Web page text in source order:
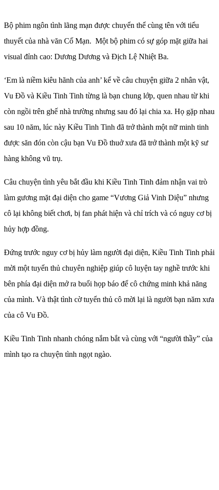
Bộ phim ngôn tình lãng mạn được chuyển thể cùng tên với tiểu
thuyết của nhà văn Cố Mạn. Một bộ phim có sự góp mặt giữa hai
visual đỉnh cao: Dương Dương và Địch Lệ Nhiệt Ba.
‘Em là niềm kiêu hãnh của anh’ kể về câu chuyện giữa 2 nhân vật,
Vu Đồ và Kiều Tinh Tinh từng là bạn chung lớp, quen nhau từ khi
còn ngồi trên ghế nhà trường nhưng sau đó lại chia xa. Họ gặp nhau
sau 10 năm, lúc này Kiều Tinh Tinh đã trở thành một nữ minh tinh
được săn đón còn cậu bạn Vu Đồ thuở xưa đã trở thành một kỹ sư
hàng không vũ trụ.
Câu chuyện tình yêu bắt đầu khi Kiều Tinh Tinh đảm nhận vai trò
làm gương mặt đại diện cho game “Vương Giả Vinh Diệu” nhưng
cô lại không biết chơi, bị fan phát hiện và chỉ trích và có nguy cơ bị
hủy hợp đồng.
Đứng trước nguy cơ bị hủy làm người đại diện, Kiều Tinh Tinh phải
mời một tuyển thủ chuyên nghiệp giúp cô luyện tay nghề trước khi
bên phía đại diện mở ra buổi họp báo để cô chứng minh khả năng
của mình. Và thật tình cờ tuyển thủ cô mời lại là người bạn năm xưa
của cô Vu Đồ.
Kiều Tinh Tinh nhanh chóng nắm bắt và cùng với “người thầy” của
mình tạo ra chuyện tình ngọt ngào.